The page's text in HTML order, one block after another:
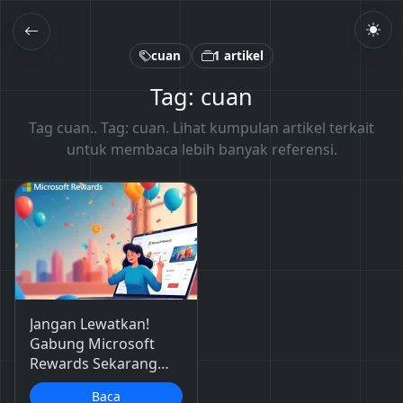
cuan 1 artikel
Tag: cuan
Tag cuan.. Tag: cuan. Lihat kumpulan artikel terkait
untuk membaca lebih banyak referensi.
Jangan Lewatkan!
Gabung Microsoft
Rewards Sekarang
&amp; Raih Hingga
Baca